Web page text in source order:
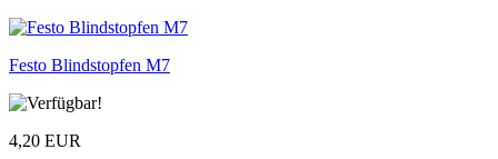
Festo Blindstopfen M7
4,20 EUR